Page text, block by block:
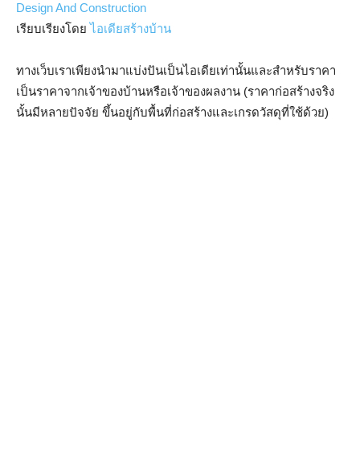
Design And Construction
เรียบเรียงโดยไอเดียสร้างบ้าน
ทางเว็บเราเพียงนำมาแบ่งปันเป็นไอเดียเท่านั้นและสำหรับราคา
เป็นราคาจากเจ้าของบ้านหรือเจ้าของผลงาน (ราคาก่อสร้างจริง
นั้นมีหลายปัจจัย ขึ้นอยู่กับพื้นที่ก่อสร้างและเกรดวัสดุที่ใช้ด้วย)